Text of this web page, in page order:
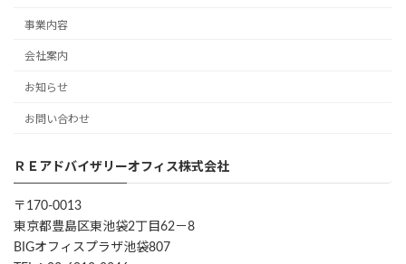
事業内容
会社案内
お知らせ
お問い合わせ
ＲＥアドバイザリーオフィス株式会社
〒170-0013
東京都豊島区東池袋2丁目62－8
BIGオフィスプラザ池袋807